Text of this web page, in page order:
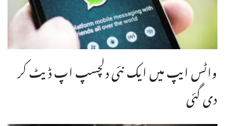
واٹس ایپ میں ایک نئی دلچسپ اپ ڈیٹ کر
دی گئی